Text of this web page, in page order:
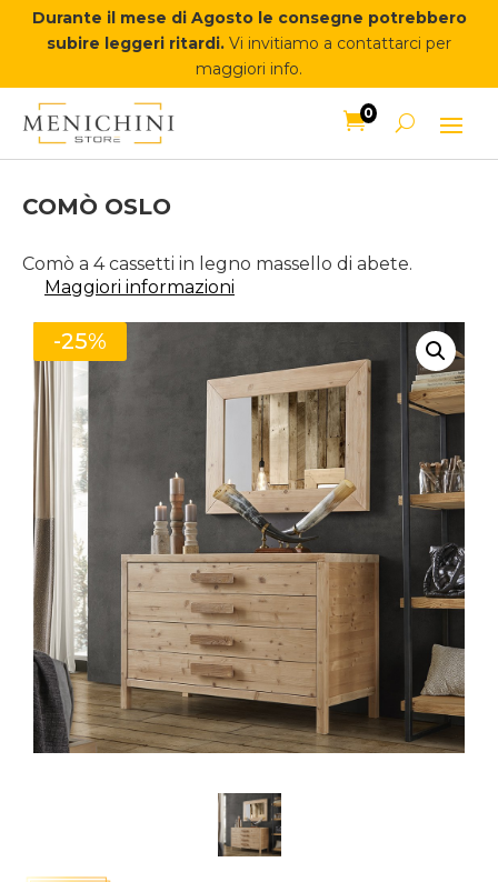
Durante il mese di Agosto le consegne potrebbero
subire leggeri ritardi. Vi invitiamo a contattarci per
maggiori info.
0
COMÒ OSLO
Comò a 4 cassetti in legno massello di abete.
Maggiori informazioni
-25%